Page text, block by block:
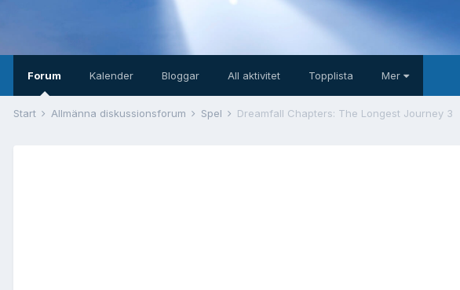
Forum Kalender Bloggar All aktivitet Topplista Mer
Start Allmänna diskussionsforum Spel Dreamfall Chapters: The Longest Journey 3